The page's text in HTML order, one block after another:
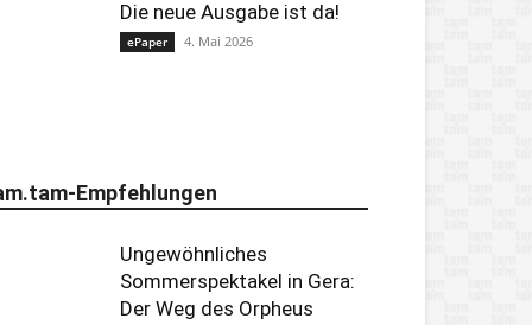
Die neue Ausgabe ist da!
ePaper 4. Mai 2026
Empfehlungen
Ungewöhnliches
Sommerspektakel in Gera:
Der Weg des Orpheus